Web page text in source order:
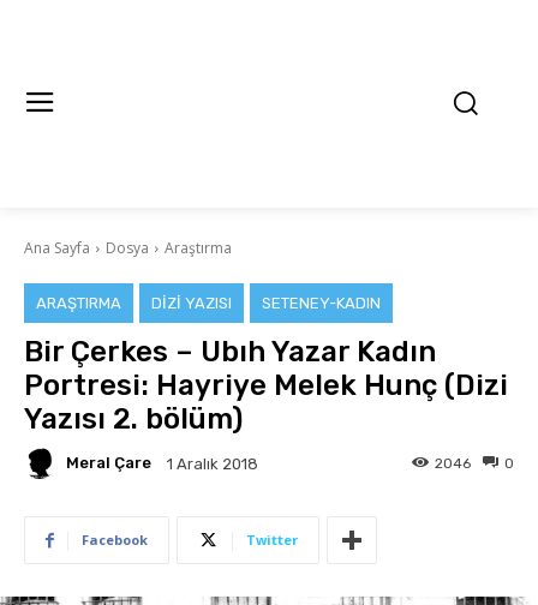
Ana Sayfa Dosya Araştırma
ARAŞTIRMA DIZI YAZISI SETENEY-KADIN
Bir Çerkes – Ubıh Yazar Kadın
Portresi: Hayriye Melek Hunç (Dizi
Yazısı 2. bölüm)
Meral Çare 1 Aralık 2018 0
2046
Facebook Twitter